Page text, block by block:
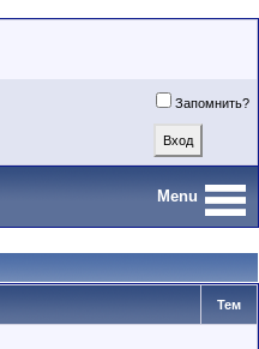
Запомнить?
Menu
Тем